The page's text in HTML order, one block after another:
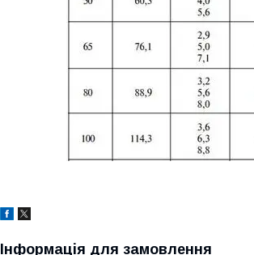
Інформація для замовлення